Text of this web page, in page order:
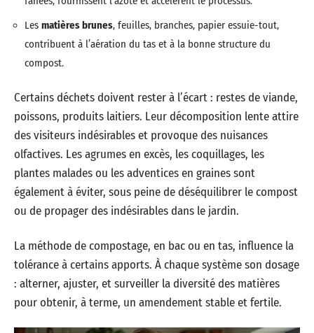
Les matières brunes, feuilles, branches, papier essuie-tout,
contribuent à l’aération du tas et à la bonne structure du
compost.
Certains déchets doivent rester à l’écart : restes de viande,
poissons, produits laitiers. Leur décomposition lente attire
des visiteurs indésirables et provoque des nuisances
olfactives. Les agrumes en excès, les coquillages, les
plantes malades ou les adventices en graines sont
également à éviter, sous peine de déséquilibrer le compost
ou de propager des indésirables dans le jardin.
La méthode de compostage, en bac ou en tas, influence la
tolérance à certains apports. À chaque système son dosage
: alterner, ajuster, et surveiller la diversité des matières
pour obtenir, à terme, un amendement stable et fertile.